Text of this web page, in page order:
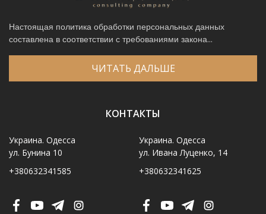
Настоящая политика обработки персональных данных
составлена в соответствии с требованиями закона...
ЧИТАТЬ ДАЛЬШЕ
КОНТАКТЫ
Украина. Одесса
ул. Бунина 10
+380632341585
Украина. Одесса
ул. Ивана Луценко, 14
+380632341625